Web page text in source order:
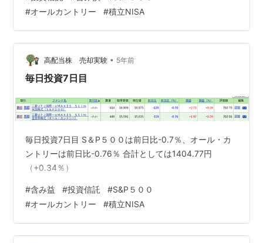
#オールカントリー #積立NISA
高配当株 売却実験 • 5年前
毎日投資7日目
毎日投資7日目 S＆P５００は前日比-0.7％、オール・カ
ントリーは前日比-0.76％ 合計としては1404.77円
（+0.34％）
#含み益 #投資信託 #S&P５００
#オールカントリー #積立NISA